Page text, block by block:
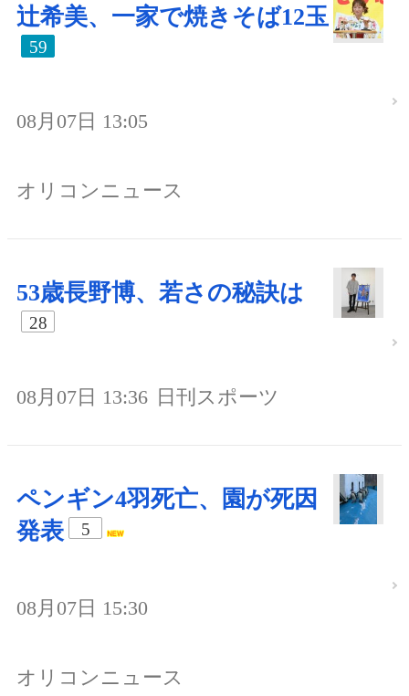
辻希美、一家で焼きそば12玉
59
08月07日 13:05
オリコンニュース
53歳長野博、若さの秘訣は
28
08月07日 13:36 日刊スポーツ
ペンギン4羽死亡、園が死因
発表
5
08月07日 15:30
オリコンニュース